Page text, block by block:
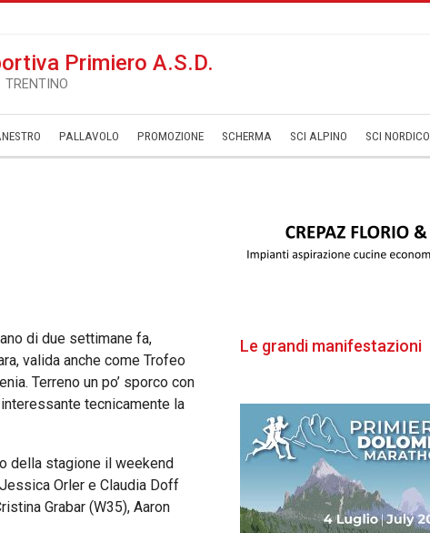
Primiero A.S.D.
PALLAVOLO ­PROMOZIONE SCHERMA SCI ALPINO SCI NORDICO
di due settimane fa,
valida anche come Trofeo
Terreno un po’ sporco con
tecnicamente la
della stagione il weekend
Orler e Claudia Doff
Grabar (W35), Aaron
Le grandi manifestazioni